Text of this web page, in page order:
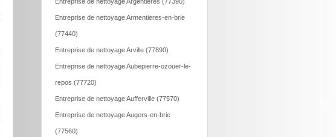
Entreprise de nettoyage Argentieres (77390)
Entreprise de nettoyage Armentieres-en-brie
(77440)
Entreprise de nettoyage Arville (77890)
Entreprise de nettoyage Aubepierre-ozouer-le-
repos (77720)
Entreprise de nettoyage Aufferville (77570)
Entreprise de nettoyage Augers-en-brie
(77560)